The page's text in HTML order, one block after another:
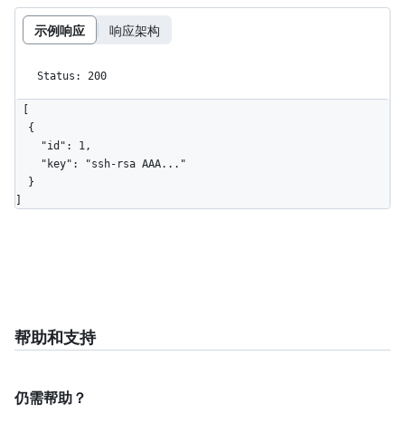
示例响应 响应架构
Status: 200
帮助和支持
仍需帮助？